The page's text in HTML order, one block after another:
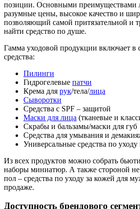
позиции. Основными преимуществами
разумные цены, высокое качество и
позволяющий самой притязательной и
найти средство по душе.
Гамма уходовой продукции включает в
средства:
Пилинги
Гидрогелевые патчи
Крема для рук/тела/лица
Сыворотки
Средства с SPF – защитой
Маски для лица (тканевые и
Скрабы и бальзамы/маски для губ
Средства для умывания и
Универсальные средства по уходу
Из всех продуктов можно собрать
наборы миниатюр. А также стороной
пол – средства по уходу за кожей для
продаже.
Доступность брендового